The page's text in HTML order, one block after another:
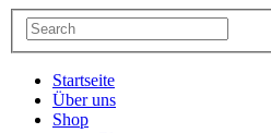
Startseite
Über uns
Shop